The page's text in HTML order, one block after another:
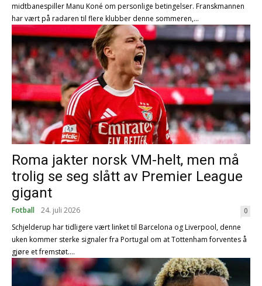
midtbanespiller Manu Koné om personlige betingelser. Franskmannen
har vært på radaren til flere klubber denne sommeren,...
Roma jakter norsk VM-helt, men må
trolig se seg slått av Premier League
gigant
Fotball 24. juli 2026
0
Schjelderup har tidligere vært linket til Barcelona og Liverpool, denne
uken kommer sterke signaler fra Portugal om at Tottenham forventes å
gjøre et fremstøt....